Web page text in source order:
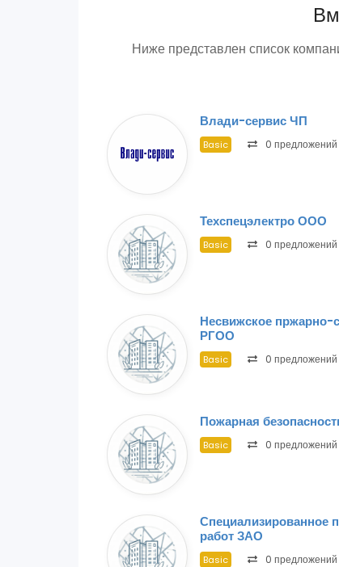
Ниже представлен список
Влади-сервис ЧП
Basic 0 предложений
Техспецэлектро ООО
Basic 0 предложений
Несвижское
РГОО
Basic 0 предложений
Пожарная
Basic 0 предложений
Специализированное
работ ЗАО
Basic 0 предложений